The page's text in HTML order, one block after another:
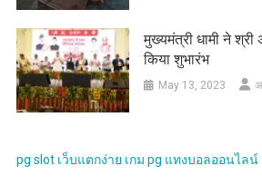
मुख्यमंत्री धामी ने
किया शुभारंभ
May 13, 2023
pg slot เว็บแตกง่าย เกม pg แทงบอลออนไลน์